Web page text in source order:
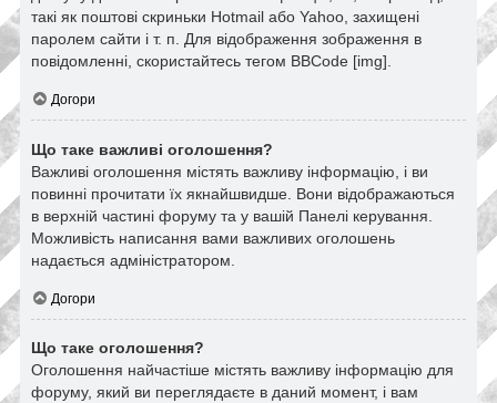
такі як поштові скриньки Hotmail або Yahoo, захищені
паролем сайти і т. п. Для відображення зображення в
повідомленні, скористайтесь тегом BBCode [img].
Догори
Що таке важливі оголошення?
Важливі оголошення містять важливу інформацію, і ви
повинні прочитати їх якнайшвидше. Вони відображаються
в верхній частині форуму та у вашій Панелі керування.
Можливість написання вами важливих оголошень
надається адміністратором.
Догори
Що таке оголошення?
Оголошення найчастіше містять важливу інформацію для
форуму, який ви переглядаєте в даний момент, і вам